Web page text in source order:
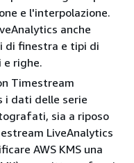
e l'interpolazione.
anche
di finestra e tipi di
e righe.
Timestream
i dati delle serie
sia a riposo
LiveAnalytics
AWS KMS una